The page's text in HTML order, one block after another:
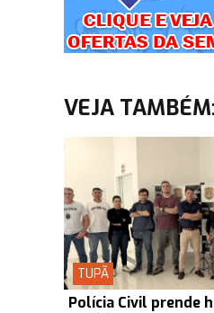
VEJA
TUPÃ
Polícia Civil prende